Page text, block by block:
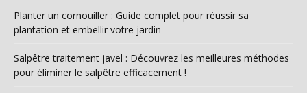
Planter un cornouiller : Guide complet pour réussir sa
plantation et embellir votre jardin
Salpêtre traitement javel : Découvrez les meilleures méthodes
pour éliminer le salpêtre efficacement !